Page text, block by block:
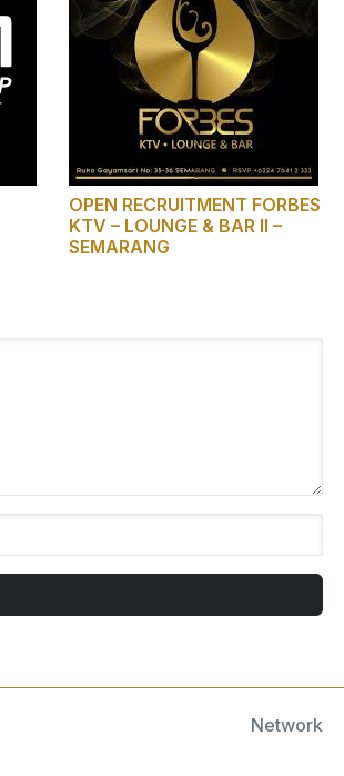
OPEN RECRUITMENT FORBES
KTV – LOUNGE & BAR II –
SEMARANG
Network